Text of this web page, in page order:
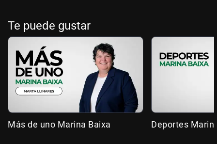
Te puede gustar
Más de uno Marina Baixa Deportes